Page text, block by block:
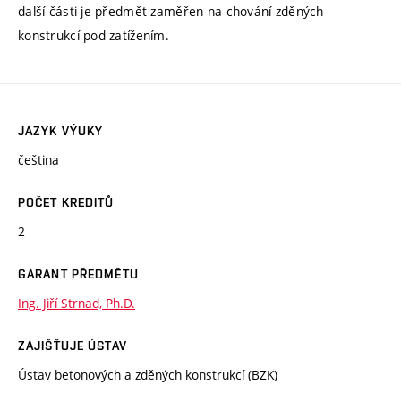
další části je předmět zaměřen na chování zděných
konstrukcí pod zatížením.
JAZYK VÝUKY
čeština
POČET KREDITŮ
2
GARANT PŘEDMĚTU
Ing. Jiří Strnad, Ph.D.
ZAJIŠŤUJE ÚSTAV
Ústav betonových a zděných konstrukcí (BZK)